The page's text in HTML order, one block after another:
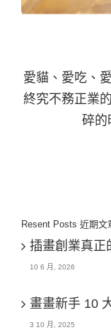
愛貓、愛吃、
終究不務正業
碎的
Resent Posts 近期文
插畫創業真正
10 6 月, 2026
畫畫新手 10
3 10 月, 2025